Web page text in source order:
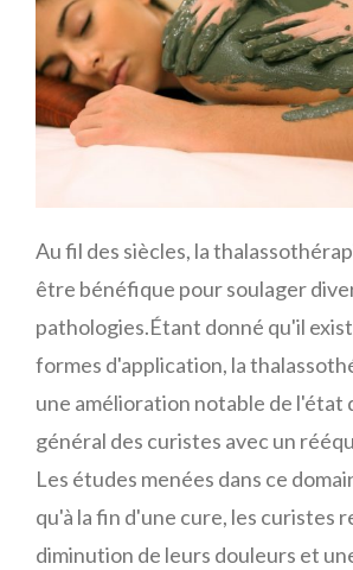
Au fil des siècles, la
être bénéfique pour soulager
pathologies.Étant donné qu'il
formes d'application, la
une amélioration notable de l'état
général des curistes avec un
Les études menées dans ce
qu'à la fin d'une cure, les curistes
diminution de leurs douleurs et